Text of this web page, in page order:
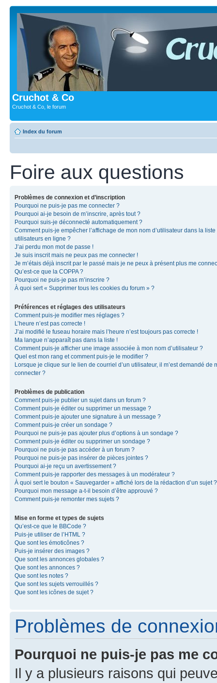
Cruchot & Co
Cruchot & Co, le forum
Index du forum
Foire aux questions
Problèmes de connexion et d’inscription
Pourquoi ne puis-je pas me connecter ?
Pourquoi ai-je besoin de m’inscrire, après tout ?
Pourquoi suis-je déconnecté automatiquement ?
Comment puis-je empêcher l’affichage de mon nom d’utilisateur dans la liste
utilisateurs en ligne ?
J’ai perdu mon mot de passe !
Je suis inscrit mais ne peux pas me connecter !
Je m’étais déjà inscrit par le passé mais je ne peux à présent plus me
Qu’est-ce que la COPPA ?
Pourquoi ne puis-je pas m’inscrire ?
À quoi sert « Supprimer tous les cookies du forum » ?
Préférences et réglages des utilisateurs
Comment puis-je modifier mes réglages ?
L’heure n’est pas correcte !
J’ai modifié le fuseau horaire mais l’heure n’est toujours pas correcte !
Ma langue n’apparaît pas dans la liste !
Comment puis-je afficher une image associée à mon nom d’utilisateur ?
Quel est mon rang et comment puis-je le modifier ?
Lorsque je clique sur le lien de courriel d’un utilisateur, il m’est demandé de
connecter ?
Problèmes de publication
Comment puis-je publier un sujet dans un forum ?
Comment puis-je éditer ou supprimer un message ?
Comment puis-je ajouter une signature à un message ?
Comment puis-je créer un sondage ?
Pourquoi ne puis-je pas ajouter plus d’options à un sondage ?
Comment puis-je éditer ou supprimer un sondage ?
Pourquoi ne puis-je pas accéder à un forum ?
Pourquoi ne puis-je pas insérer de pièces jointes ?
Pourquoi ai-je reçu un avertissement ?
Comment puis-je rapporter des messages à un modérateur ?
À quoi sert le bouton « Sauvegarder » affiché lors de la rédaction d’un sujet ?
Pourquoi mon message a-t-il besoin d’être approuvé ?
Comment puis-je remonter mes sujets ?
Mise en forme et types de sujets
Qu’est-ce que le BBCode ?
Puis-je utiliser de l’HTML ?
Que sont les émoticônes ?
Puis-je insérer des images ?
Que sont les annonces globales ?
Que sont les annonces ?
Que sont les notes ?
Que sont les sujets verrouillés ?
Que sont les icônes de sujet ?
Problèmes de
Pourquoi ne puis-je pas me
Il y a plusieurs raisons qui